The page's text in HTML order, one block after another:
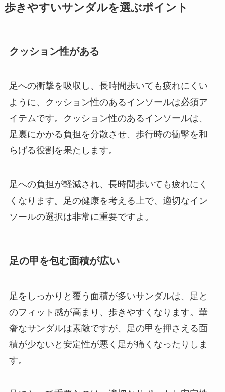
歩きやすいサンダルを選ぶポイント
クッション性がある
足への衝撃を吸収し、長時間歩いても疲れにくい
ように、クッション性のあるインソールは必須ア
イテムです。クッション性のあるインソールは、
足裏にかかる負担を分散させ、歩行時の衝撃を和
らげる役割を果たします。
足への負担が軽減され、長時間歩いても疲れにく
くなります。足の健康を考える上で、適切なイン
ソールの選択は非常に重要ですよ。
足の甲を包む面積が広い
足をしっかりと覆う面積が多いサンダルは、足と
のフィット感が高まり、歩きやすくなります。華
奢なサンダルは素敵ですが、足の甲を押さえる面
積が少ないと安定性が悪く足が痛くなったりしま
す。